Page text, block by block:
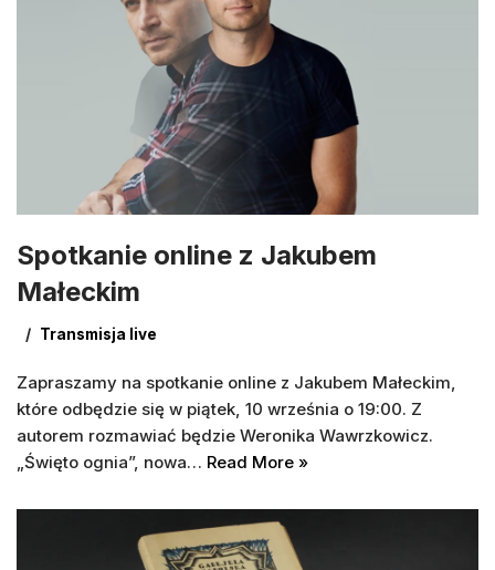
Spotkanie online z Jakubem
Małeckim
Transmisja live
Zapraszamy na spotkanie online z Jakubem Małeckim,
które odbędzie się w piątek, 10 września o 19:00. Z
autorem rozmawiać będzie Weronika Wawrzkowicz.
„Święto ognia”, nowa… Read More »